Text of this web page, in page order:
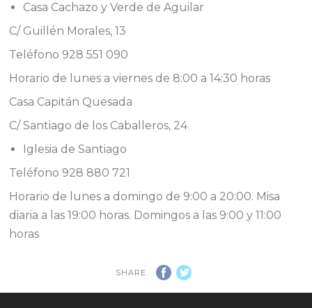
Casa Cachazo y Verde de Aguilar
C/ Guillén Morales, 13
Teléfono 928 551 090
Horario de lunes a viernes de 8:00 a 14:30 horas
Casa Capitán Quesada
C/ Santiago de los Caballeros, 24
Iglesia de Santiago
Teléfono 928 880 721
Horario de lunes a domingo de 9:00 a 20:00. Misa
diaria a las 19:00 horas. Domingos a las 9:00 y 11:00
horas
SHARE